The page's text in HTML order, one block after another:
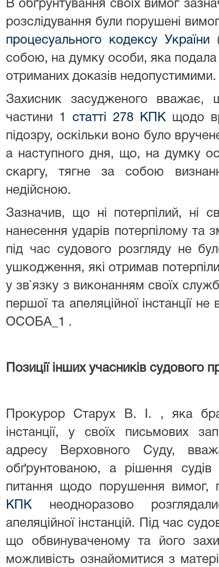
В обґрунтування своїх вимог
розслідування були порушені
процесуального кодексу України
собою, на думку особи, яка подала
отриманих доказів недопустимими.
Захисник засудженого вважає,
частини 1 статті 278 КПКщодо
підозру, оскільки воно було
а наступного дня, що, на думку
скаргу, тягне за собою
недійсною.
Зазначив, що ні потерпілий, ні
нанесення ударів потерпілому
під час судового розгляду не
ушкодження, які отримав
у зв`язку з виконанням своїх
першої та апеляційної інстанції
ОСОБА_1 .
Позиції інших учасників судового
Прокурор Старух В. І. , яка
інстанції, у своїх письмових
адресу Верховного Суду,
обґрунтованою, а рішення
питання щодо порушення вимог,
КПКнеодноразово
апеляційної інстанцій. Під час
що обвинуваченому та його
можливість ознайомитися з